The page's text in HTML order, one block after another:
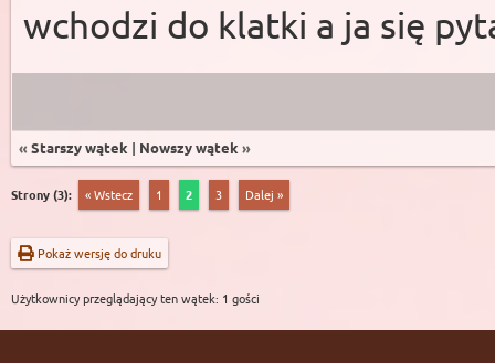
wchodzi do klatki a ja się
« Starszy wątek | Nowszy wątek »
Strony (3): « Wstecz 1 2 3 Dalej »
Pokaż wersję do druku
Użytkownicy przeglądający ten wątek: 1 gości